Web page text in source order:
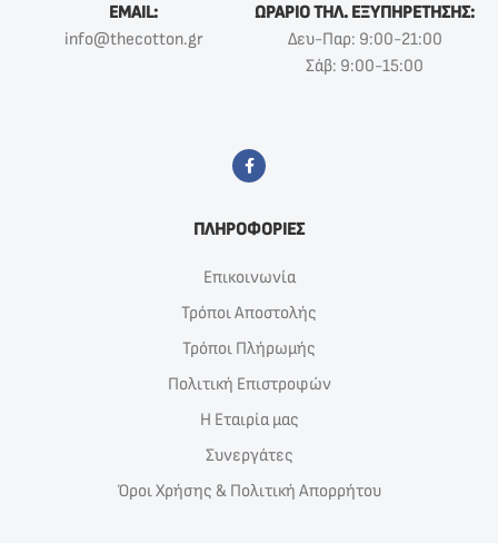
EMAIL:
info@thecotton.gr
ΩΡΑΡΙΟ ΤΗΛ. ΕΞΥΠΗΡΕΤΗΣΗΣ:
Δευ-Παρ: 9:00-21:00
Σάβ: 9:00-15:00
ΠΛΗΡΟΦΟΡΙΕΣ
Επικοινωνία
Τρόποι Αποστολής
Τρόποι Πλήρωμής
Πολιτική Επιστροφών
Η Εταιρία μας
Συνεργάτες
Όροι Χρήσης & Πολιτική Απορρήτου